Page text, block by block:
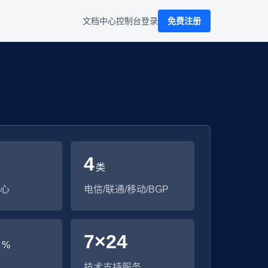
文档中心控制台登录 免费注册
4类
电信/联通/移动/BGP
% 7×24